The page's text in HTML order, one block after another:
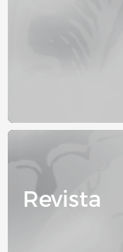
Image
Revista